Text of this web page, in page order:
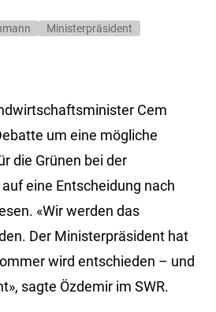
Ministerpräsident
Cem
um eine mögliche
die Grünen bei der
eine Entscheidung nach
«Wir werden das
Der Ministerpräsident hat
wird entschieden – und
sagte Özdemir im SWR.